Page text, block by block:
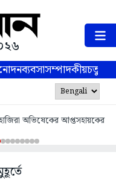
ব্যবসাসম্পাদকীয়
অভিষেকের আপ্তসহায়কের